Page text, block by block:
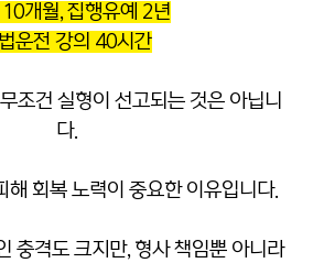
개월, 집행유예 2년
운전 강의 40시간
조건 실형이 선고되는 것은 아닙니
다.
해 회복 노력이 중요한 이유입니다.
충격도 크지만, 형사 책임뿐 아니라